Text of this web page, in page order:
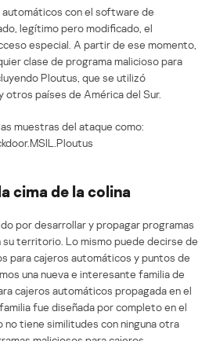
con el software de
legítimo pero modificado, el
especial. A partir de ese momento,
clase de programa malicioso para
Ploutus, que se utilizó
otros países de América del Sur.
muestras del ataque como:
cima de la colina
por desarrollar y propagar programas
su territorio. Lo mismo puede decirse de
para cajeros automáticos y puntos de
una nueva e interesante familia de
cajeros automáticos propagada en el
fue diseñada por completo en el
no tiene similitudes con ninguna otra